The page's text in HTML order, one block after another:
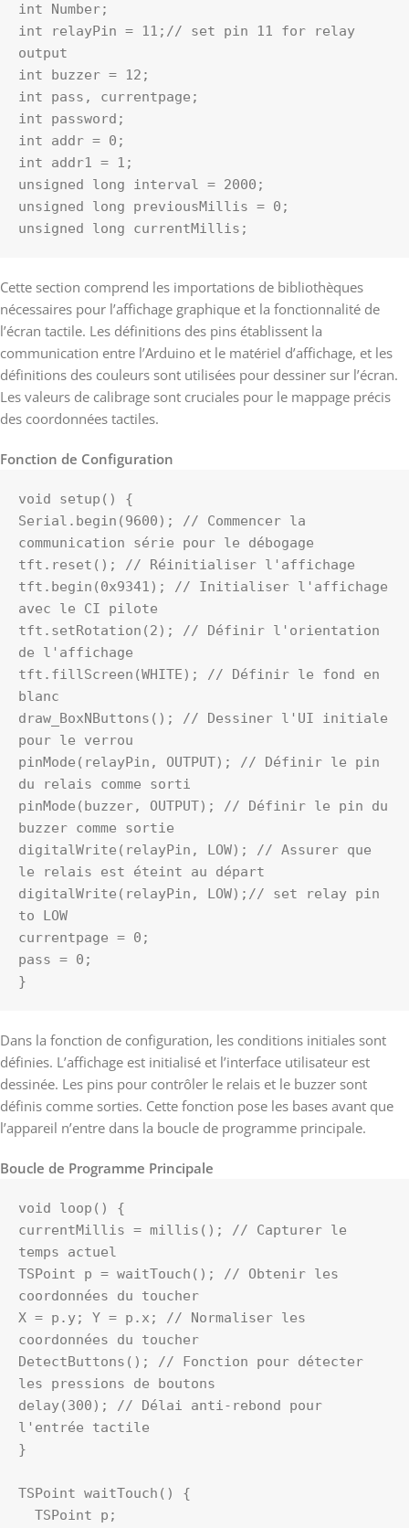
int Number;
int relayPin = 11;// set pin 11 for relay
output
int buzzer = 12;
int pass, currentpage;
int password;
int addr = 0;
int addr1 = 1;
unsigned long interval = 2000;
unsigned long previousMillis = 0;
unsigned long currentMillis;
Cette section comprend les importations de bibliothèques
nécessaires pour l’affichage graphique et la fonctionnalité de
l’écran tactile. Les définitions des pins établissent la
communication entre l’Arduino et le matériel d’affichage, et les
définitions des couleurs sont utilisées pour dessiner sur l’écran.
Les valeurs de calibrage sont cruciales pour le mappage précis
des coordonnées tactiles.
Fonction de Configuration
void setup() {
Serial.begin(9600); // Commencer la
communication série pour le débogage
tft.reset(); // Réinitialiser l'affichage
tft.begin(0x9341); // Initialiser l'affichage
avec le CI pilote
tft.setRotation(2); // Définir l'orientation
de l'affichage
tft.fillScreen(WHITE); // Définir le fond en
blanc
draw_BoxNButtons(); // Dessiner l'UI initiale
pour le verrou
pinMode(relayPin, OUTPUT); // Définir le pin
du relais comme sorti
pinMode(buzzer, OUTPUT); // Définir le pin du
buzzer comme sortie
digitalWrite(relayPin, LOW); // Assurer que
le relais est éteint au départ
digitalWrite(relayPin, LOW);// set relay pin
to LOW
currentpage = 0;
pass = 0;
}
Dans la fonction de configuration, les conditions initiales sont
définies. L’affichage est initialisé et l’interface utilisateur est
dessinée. Les pins pour contrôler le relais et le buzzer sont
définis comme sorties. Cette fonction pose les bases avant que
l’appareil n’entre dans la boucle de programme principale.
Boucle de Programme Principale
void loop() {
currentMillis = millis(); // Capturer le
temps actuel
TSPoint p = waitTouch(); // Obtenir les
coordonnées du toucher
X = p.y; Y = p.x; // Normaliser les
coordonnées du toucher
DetectButtons(); // Fonction pour détecter
les pressions de boutons
delay(300); // Délai anti-rebond pour
l'entrée tactile
}
TSPoint waitTouch() {